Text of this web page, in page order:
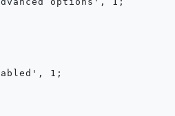
1;